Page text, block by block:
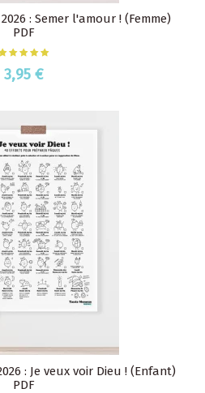
: Semer l'amour ! (Femme)
PDF
3,95 €
: Je veux voir Dieu ! (Enfant)
PDF